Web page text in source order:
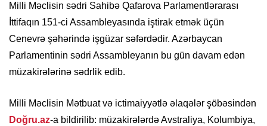
Milli Məclisin sədri Sahibə Qafarova Parlamentlərarası
İttifaqın 151-ci Assambleyasında iştirak etmək üçün
Cenevrə şəhərində işgüzar səfərdədir. Azərbaycan
Parlamentinin sədri Assambleyanın bu gün davam edən
müzakirələrinə sədrlik edib.
Milli Məclisin Mətbuat və ictimaiyyətlə əlaqələr şöbəsindən
Doğru.az-a bildirilib: müzakirələrdə Avstraliya, Kolumbiya,